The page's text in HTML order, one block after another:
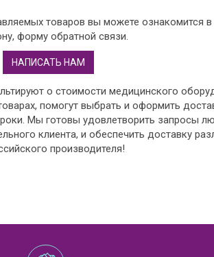
товаров вы можете ознакомится в
форму обратной связи.
НАПИСАТЬ НАМ
о стоимости медицинского
помогут выбрать и оформить
Мы готовы удовлетворить запросы
клиента, и обеспечить доставку
производителя!